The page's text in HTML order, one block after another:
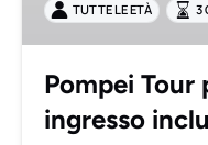
ore
con
incluso
TUTTE LE ETÀ 3
Pompei Tour
ingresso